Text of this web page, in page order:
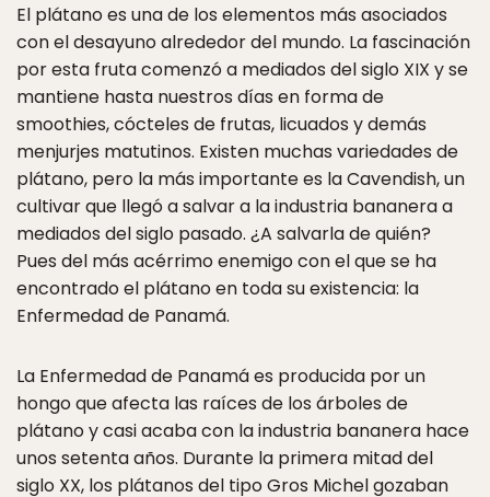
El plátano es una de los elementos más asociados
con el desayuno alrededor del mundo. La fascinación
por esta fruta comenzó a mediados del siglo XIX y se
mantiene hasta nuestros días en forma de
smoothies, cócteles de frutas, licuados y demás
menjurjes matutinos. Existen muchas variedades de
plátano, pero la más importante es la Cavendish, un
cultivar que llegó a salvar a la industria bananera a
mediados del siglo pasado. ¿A salvarla de quién?
Pues del más acérrimo enemigo con el que se ha
encontrado el plátano en toda su existencia: la
Enfermedad de Panamá.
La Enfermedad de Panamá es producida por un
hongo que afecta las raíces de los árboles de
plátano y casi acaba con la industria bananera hace
unos setenta años. Durante la primera mitad del
siglo XX, los plátanos del tipo Gros Michel gozaban